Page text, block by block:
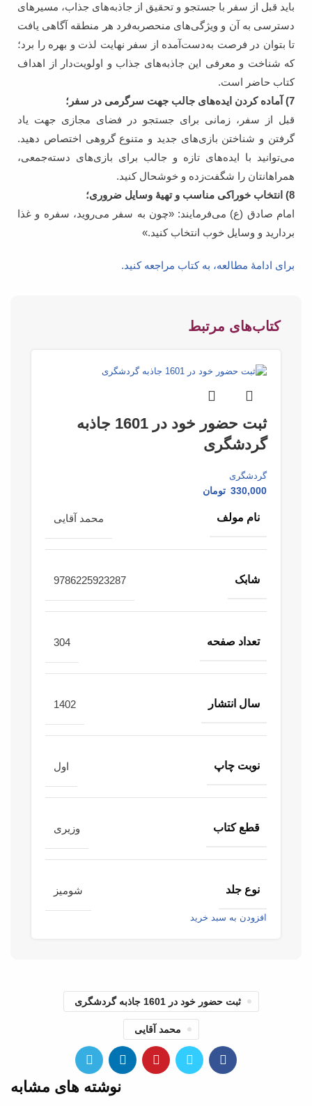
باید قبل از سفر با جستجو و تحقیق از جاذبه‌های جذاب، مسیرهای
دسترسی به آن و ویژگی‌های منحصربه‌فرد هر منطقه آگاهی یافت
تا بتوان در فرصت به‌دست‌آمده از سفر نهایت لذت و بهره را برد؛
که شناخت و معرفی این جاذبه‌های جذاب و اولویت‌دار از اهداف
کتاب حاضر است.
7)
آماده‌ کردن ایده‌های جالب جهت سرگرمی در سفر؛
قبل از سفر، زمانی برای جستجو در فضای مجازی جهت یاد
گرفتن و شناختن بازی‌های جدید و متنوع گروهی اختصاص دهید.
می‌توانید با ایده‌های تازه و جالب برای بازی‌های دسته‌جمعی،
همراهانتان را شگفت‌زده و خوشحال کنید.
8) انتخاب خوراکی مناسب و تهیۀ وسایل ضروری؛
امام صادق (ع) می‌فرمایند: «چون به سفر می‌رويد، سفره و غذا
برداريد و وسايل خوب انتخاب كنيد.»
برای ادامۀ مطالعه، به کتاب مراجعه کنید.
کتاب‌های مرتبط
ثبت حضور خود در 1601 جاذبه
گردشگری
گردشگری
330,000 تومان
نام مولف محمد آقایی
شابک 9786225923287
تعداد صفحه 304
سال انتشار 1402
نوبت چاپ اول
قطع کتاب وزیری
نوع جلد شومیز
افزودن به سبد خرید
ثبت حضور خود در 1601 جاذبه گردشگری
محمد آقایی
نوشته های مشابه